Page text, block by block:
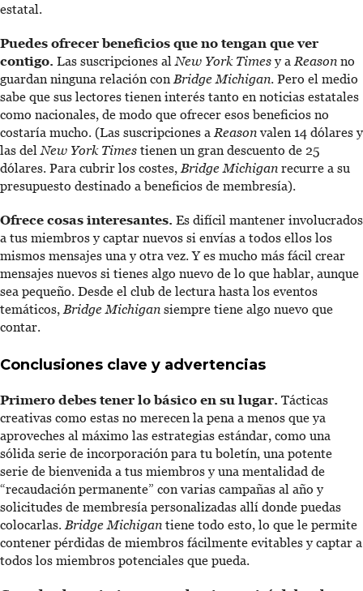
estatal.
Puedes ofrecer beneficios que no tengan que ver
contigo. Las suscripciones al New York Timesy a Reason no
guardan ninguna relación con Bridge Michigan. Pero el medio
sabe que sus lectores tienen interés tanto en noticias estatales
como nacionales, de modo que ofrecer esos beneficios no
costaría mucho. (Las suscripciones a Reasonvalen 14 dólares y
las del New York Times tienen un gran descuento de 25
dólares. Para cubrir los costes, Bridge Michigan recurre a su
presupuesto destinado a beneficios de membresía).
Ofrece cosas interesantes. Es difícil mantener involucrados
a tus miembros y captar nuevos si envías a todos ellos los
mismos mensajes una y otra vez. Y es mucho más fácil crear
mensajes nuevos si tienes algo nuevo de lo que hablar, aunque
sea pequeño. Desde el club de lectura hasta los eventos
temáticos, Bridge Michigan siempre tiene algo nuevo que
contar.
Conclusiones clave y advertencias
Primero debes tener lo básico en su lugar. Tácticas
creativas como estas no merecen la pena a menos que ya
aproveches al máximo las estrategias estándar, como una
sólida serie de incorporación para tu boletín, una potente
serie de bienvenida a tus miembros y una mentalidad de
“recaudación permanente” con varias campañas al año y
solicitudes de membresía personalizadas allí donde puedas
colocarlas.Bridge Michigan tiene todo esto, lo que le permite
contener pérdidas de miembros fácilmente evitables y captar a
todos los miembros potenciales que pueda.